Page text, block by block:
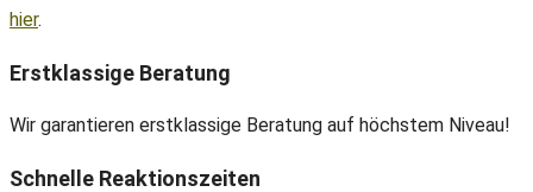
hier.
Erstklassige Beratung
Wir garantieren erstklassige Beratung auf höchstem Niveau!
Schnelle Reaktionszeiten